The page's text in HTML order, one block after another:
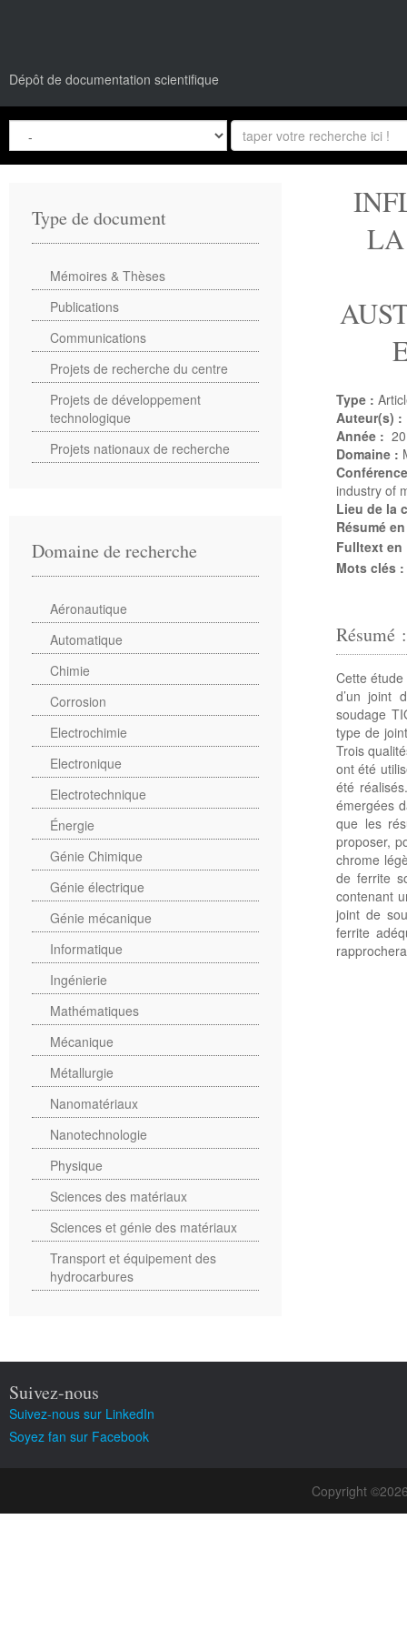
Dépôt de documentation scientifique
Type :
Auteur(s) :
Année :
Domaine :
industry of
Lieu de la
Résumé
Fulltext en
Mots clés :
Cette
d’un joint
soudage
type de
Trois
ont été
été
émergées
que les
proposer,
chrome
de ferrite
contenant
joint de
ferrite
Type de document
Mémoires & Thèses
Publications
Communications
Projets de recherche du centre
Projets de développement
technologique
Projets nationaux de recherche
Domaine de recherche
Aéronautique
Automatique
Chimie
Corrosion
Electrochimie
Electronique
Electrotechnique
Énergie
Génie Chimique
Génie électrique
Génie mécanique
Informatique
Ingénierie
Mathématiques
Mécanique
Métallurgie
Nanomatériaux
Nanotechnologie
Physique
Sciences des matériaux
Sciences et génie des matériaux
Transport et équipement des
hydrocarbures
Suivez-nous
Suivez-nous sur LinkedIn
Soyez fan sur Facebook
Copyright